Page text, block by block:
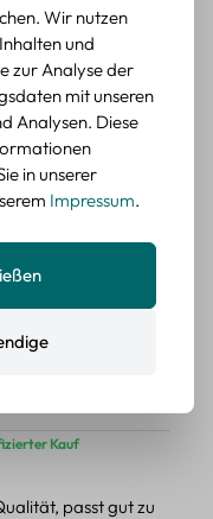
Stück mit 15
5 Sternen
Kauf
es passt zu meinem
Set – Mix aus
5 Sternen
Kauf
passt gut zu
Wir nutzen
und
zur Analyse der
mit unseren
Analysen. Diese
in unserer
Impressum.